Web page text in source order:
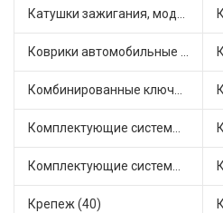
Катушки зажигания, модули зажигания (3)
Коврики автомобильные (7)
Комбинированные ключи (3)
Комплектующие системы выпуска отработавших газов (10)
Комплектующие системы питания (12)
Крепеж (40)